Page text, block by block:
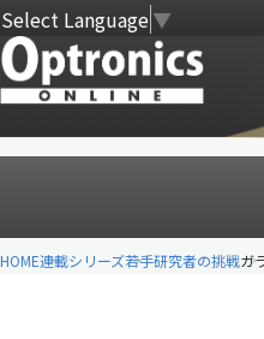
Select Language▼
HOME連載シリーズ若手研究者の挑戦ガ